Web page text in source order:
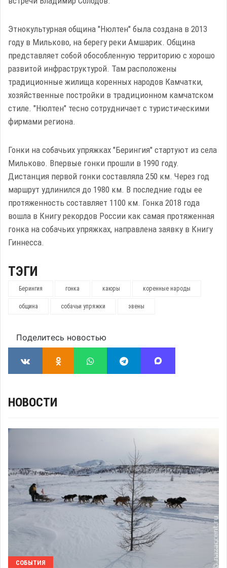
Этнокультурная община "Нюлтен" была создана в 2013
году в Мильково, на берегу реки Амшарик. Община
представляет собой обособленную территорию с хорошо
развитой инфраструктурой. Там расположены
традиционные жилища коренных народов Камчатки,
хозяйственные постройки в традиционном камчатском
стиле. "Нюлтен" тесно сотрудничает с туристическими
фирмами региона.
Гонки на собачьих упряжках "Берингия" стартуют из села
Мильково. Впервые гонки прошли в 1990 году.
Дистанция первой гонки составляла 250 км. Через год
маршрут удлинился до 1980 км. В последние годы ее
протяженность составляет 1100 км. Гонка 2018 года
вошла в Книгу рекордов России как самая протяженная
гонка на собачьих упряжках, направлена заявку в Книгу
Гиннесса.
ТЭГИ
Берингия гонка каюры коренные народы
община собачьи упряжки эвены
Поделитесь новостью
НОВОСТИ
СОБЫТИЯ